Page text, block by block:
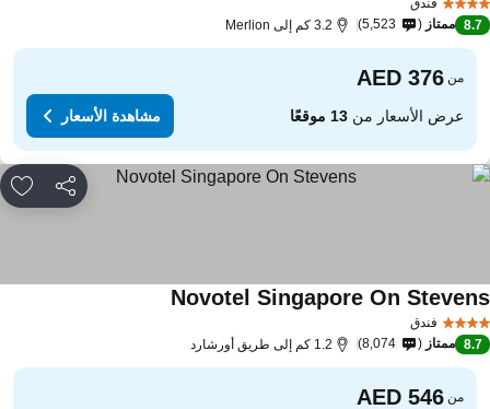
8.7 ممتاز 5,523 3.2 كم إلى Merlion
من
عرض الأسعار من13 موقعًا مشاهدة الأسعار
مشاركة
فندق
Novotel Singapore On
8.7 ممتاز 8,074 1.2 كم إلى طريق أورشارد
من